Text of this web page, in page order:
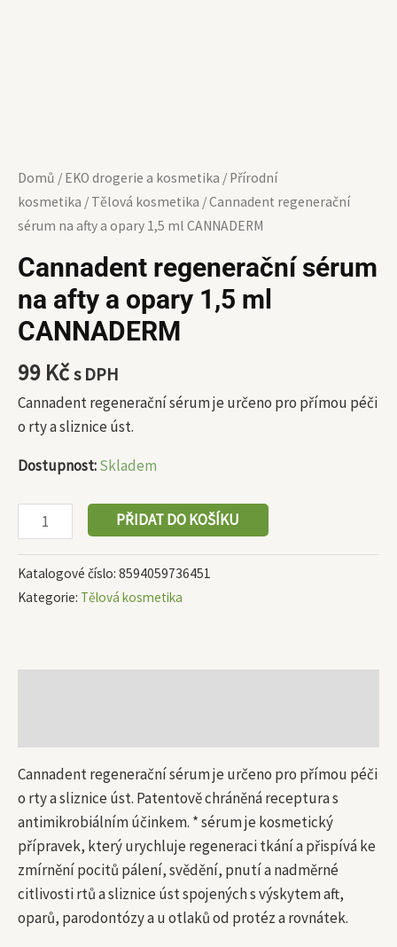
Domů / EKO drogerie a kosmetika / Přírodní
kosmetika / Tělová kosmetika / Cannadent regenerační
sérum na afty a opary 1,5 ml CANNADERM
Cannadent regenerační sérum
na afty a opary 1,5 ml
CANNADERM
99 Kčs DPH
Cannadent regenerační sérum je určeno pro přímou péči
o rty a sliznice úst.
Dostupnost:Skladem
PŘIDAT DO KOŠÍKU
Katalogové číslo: 8594059736451
Kategorie: Tělová kosmetika
Cannadent regenerační sérum je určeno pro přímou péči
o rty a sliznice úst. Patentově chráněná receptura s
antimikrobiálním účinkem. * sérum je kosmetický
přípravek, který urychluje regeneraci tkání a přispívá ke
zmírnění pocitů pálení, svědění, pnutí a nadměrné
citlivosti rtů a sliznice úst spojených s výskytem aft,
oparů, parodontózy a u otlaků od protéz a rovnátek.